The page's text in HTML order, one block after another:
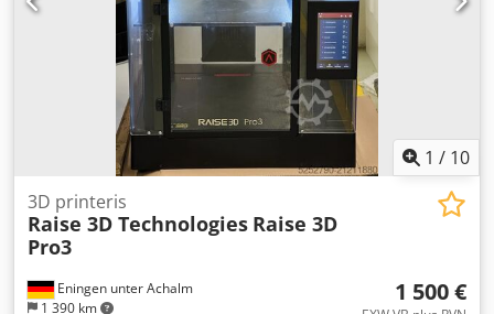
1 / 10
Eningen unter Achalm
1 390 km
3D printeris
Raise 3D Technologies Raise 3D
Pro3
1 500 €